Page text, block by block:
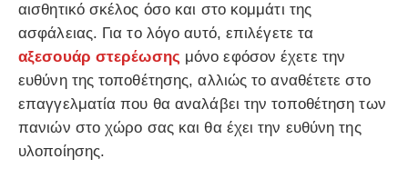
αισθητικό σκέλος όσο και στο κομμάτι της
ασφάλειας. Για το λόγο αυτό, επιλέγετε τα
αξεσουάρ στερέωσης μόνο εφόσον έχετε την
ευθύνη της τοποθέτησης, αλλιώς το αναθέτετε στο
επαγγελματία που θα αναλάβει την τοποθέτηση των
πανιών στο χώρο σας και θα έχει την ευθύνη της
υλοποίησης.